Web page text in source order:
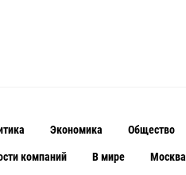
Экономика Общество
компаний В мире Москва